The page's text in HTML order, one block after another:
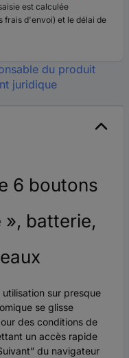
est calculée
frais d'envoi) et le délai de
du produit
juridique
6 boutons
», batterie,
sur presque
se glisse
des conditions de
un accès rapide
du navigateur